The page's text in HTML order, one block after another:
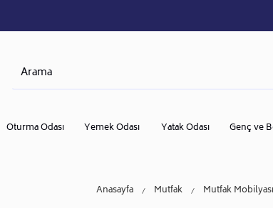
Oturma Odası Yemek Odası Yatak Odası Genç ve
Anasayfa Mutfak Mutfak Mobilyası